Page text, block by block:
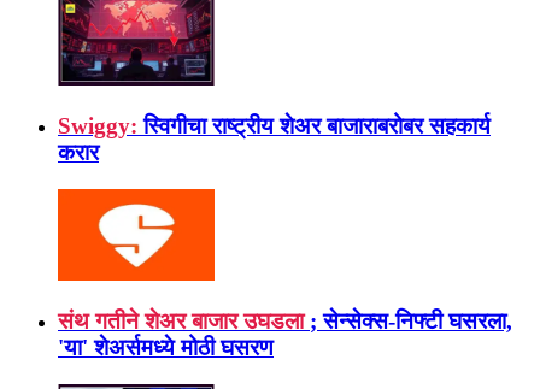
Swiggy: स्विगीचा राष्ट्रीय शेअर बाजाराबरोबर सहकार्य
करार
संथ गतीने शेअर बाजार उघडला ; सेन्सेक्स-निफ्टी घसरला,
'या' शेअर्समध्ये मोठी घसरण